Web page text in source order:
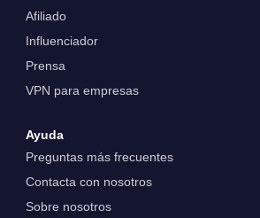
Afiliado
Influenciador
Prensa
VPN para empresas
Ayuda
Preguntas más frecuentes
Contacta con nosotros
Sobre nosotros